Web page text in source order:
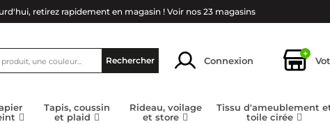
retirez rapidement en magasin !Voir nos 23 magasins
Rechercher Connexion
+
Tapis, coussin
et plaid
Rideau, voilage
et store
Tissu d'ameublement
toile cirée